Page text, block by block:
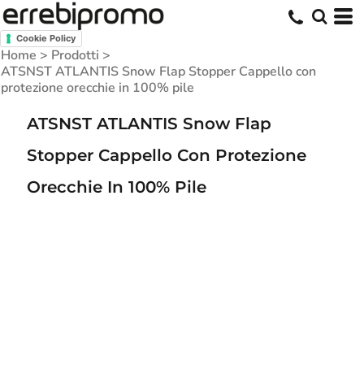
Cookie Policy
Home > Prodotti >
ATSNST ATLANTIS Snow Flap Stopper Cappello con
protezione orecchie in 100% pile
ATSNST ATLANTIS Snow Flap
Stopper Cappello Con Protezione
Orecchie In 100% Pile